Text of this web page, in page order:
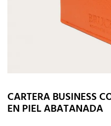
CARTERA BUSINESS
EN PIEL ABATANADA